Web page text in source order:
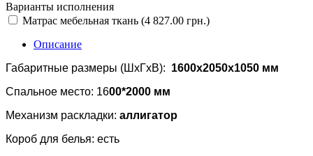
Варианты исполнения
Матрас мебельная ткань (4 827.00 грн.)
Описание
Габаритные размеры (ШхГхВ): 1600x2050x1050 мм
Спальное место: 1600*2000 мм
Механизм раскладки: аллигатор
Короб для белья: есть